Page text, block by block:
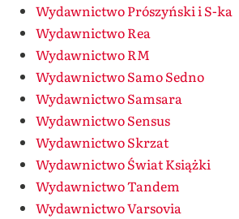
Wydawnictwo Prószyński i S-ka
Wydawnictwo Rea
Wydawnictwo RM
Wydawnictwo Samo Sedno
Wydawnictwo Samsara
Wydawnictwo Sensus
Wydawnictwo Skrzat
Wydawnictwo Świat Książki
Wydawnictwo Tandem
Wydawnictwo Varsovia